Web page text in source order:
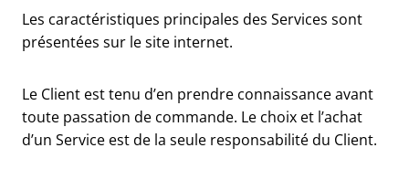
Les caractéristiques principales des Services sont
présentées sur le site internet.
Le Client est tenu d’en prendre connaissance avant
toute passation de commande. Le choix et l’achat
d’un Service est de la seule responsabilité du Client.